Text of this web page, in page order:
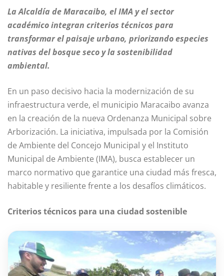
La Alcaldía de Maracaibo, el IMA y el sector
académico integran criterios técnicos para
transformar el paisaje urbano, priorizando especies
nativas del bosque seco y la sostenibilidad
ambiental.
En un paso decisivo hacia la modernización de su
infraestructura verde, el municipio Maracaibo avanza
en la creación de la nueva Ordenanza Municipal sobre
Arborización. La iniciativa, impulsada por la Comisión
de Ambiente del Concejo Municipal y el Instituto
Municipal de Ambiente (IMA), busca establecer un
marco normativo que garantice una ciudad más fresca,
habitable y resiliente frente a los desafíos climáticos.
Criterios técnicos para una ciudad sostenible